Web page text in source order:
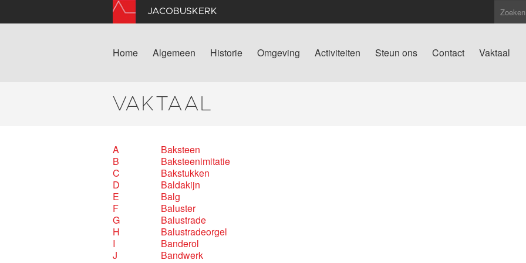
JACOBUSKERK
Home Algemeen Historie Omgeving Activiteiten Steun ons Contact Vaktaal
VAKTAAL
A
B
C
D
E
F
G
H
I
J
Baksteen
Baksteenimitatie
Bakstukken
Baldakijn
Balg
Baluster
Balustrade
Balustradeorgel
Banderol
Bandwerk